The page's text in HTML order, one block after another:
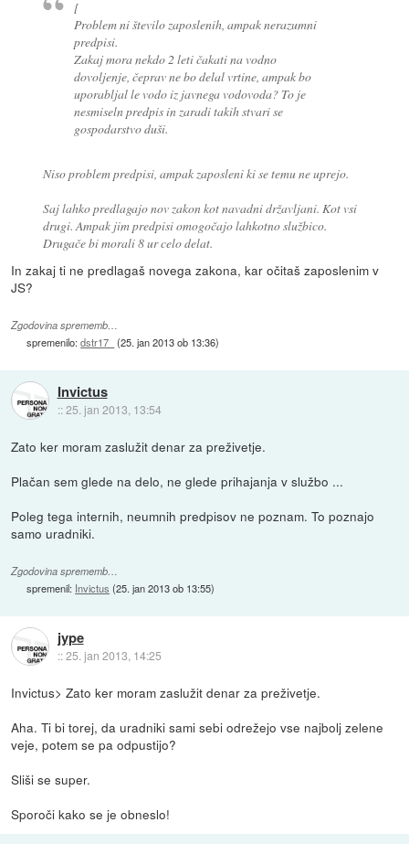
[
Problem ni število zaposlenih, ampak nerazumni
predpisi.
Zakaj mora nekdo 2 leti čakati na vodno
dovoljenje, čeprav ne bo delal vrtine, ampak bo
uporabljal le vodo iz javnega vodovoda? To je
nesmiseln predpis in zaradi takih stvari se
gospodarstvo duši.
Niso problem predpisi, ampak zaposleni ki se temu ne uprejo.
Saj lahko predlagajo nov zakon kot navadni državljani. Kot vsi
drugi. Ampak jim predpisi omogočajo lahkotno službico.
Drugače bi morali 8 ur celo delat.
In zakaj ti ne predlagaš novega zakona, kar očitaš zaposlenim v
JS?
Zgodovina sprememb…
spremenilo:dstr17_ (25. jan 2013 ob 13:36)
Invictus
::25. jan 2013, 13:54
Zato ker moram zaslužit denar za preživetje.
Plačan sem glede na delo, ne glede prihajanja v službo ...
Poleg tega internih, neumnih predpisov ne poznam. To poznajo
samo uradniki.
Zgodovina sprememb…
spremenil: Invictus (25. jan 2013 ob 13:55)
jype
::25. jan 2013, 14:25
Invictus> Zato ker moram zaslužit denar za preživetje.
Aha. Ti bi torej, da uradniki sami sebi odrežejo vse najbolj zelene
veje, potem se pa odpustijo?
Sliši se super.
Sporoči kako se je obneslo!